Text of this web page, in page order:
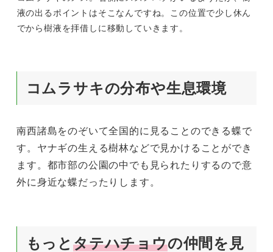
液の出るポイントはそこなんですね。この位置で少し休ん
でから樹液を拝借しに移動していきます。
コムラサキの分布や生息環境
南西諸島をのぞいて全国的に見ることのできる蝶で
す。ヤナギの生える樹林などで見かけることができ
ます。都市部の公園の中でも見られたりするので意
外に身近な蝶だったりします。
もっと タテハチョウの仲間を見